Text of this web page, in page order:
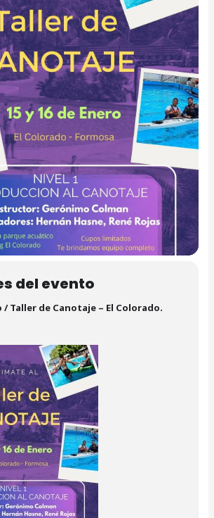
del evento
/ Taller de Canotaje – El Colorado.